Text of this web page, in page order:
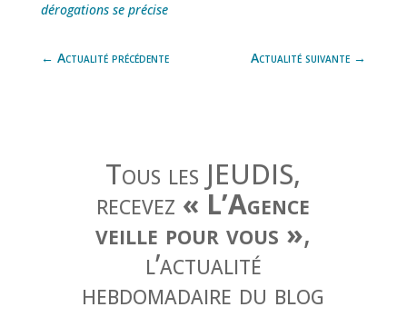
dérogations se précise
← Actualité précédente Actualité suivante →
Tous les JEUDIS,
recevez « L’Agence
veille pour vous »,
l’actualité
hebdomadaire du blog